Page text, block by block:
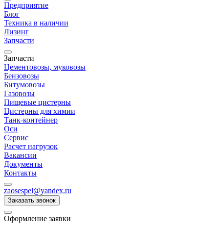
Предприятие
Блог
Техника в наличии
Лизинг
Запчасти
Запчасти
Цементовозы, муковозы
Бензовозы
Битумовозы
Газовозы
Пищевые цистерны
Цистерны для химии
Танк-контейнер
Оси
Сервис
Расчет нагрузок
Вакансии
Документы
Контакты
zaosespel@yandex.ru
Заказать звонок
Оформление заявки